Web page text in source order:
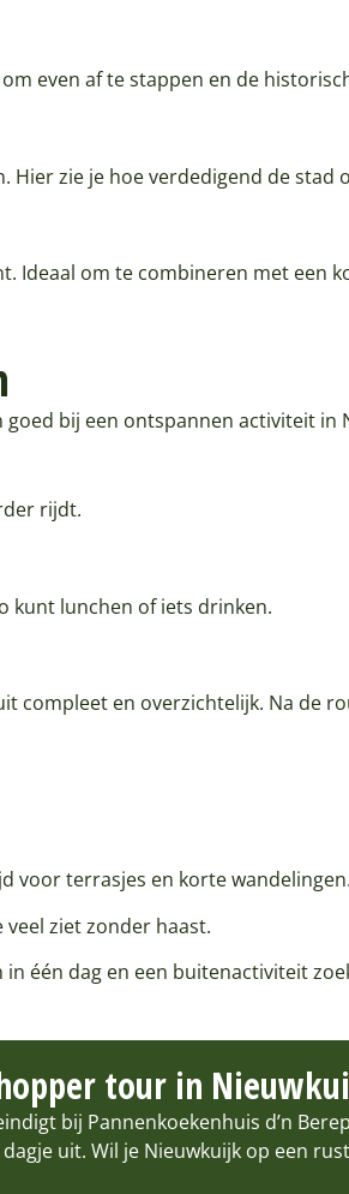
even af te stappen en de
zie je hoe verdedigend de stad
Ideaal om te combineren met een
bij een ontspannen activiteit in
rijdt.
kunt lunchen of iets drinken.
compleet en overzichtelijk. Na de
voor terrasjes en korte wandelingen.
ziet zonder haast.
één dag en een buitenactiviteit
tour in
bij Pannenkoekenhuis d’n
uit. Wil je Nieuwkuijk op een